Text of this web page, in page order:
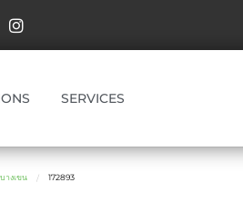
SERVICES
างเขน 172893